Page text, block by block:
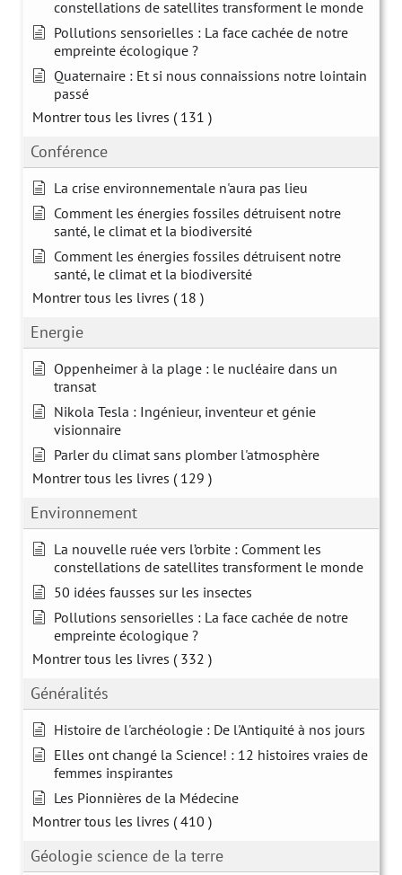
constellations de satellites transforment le monde
Pollutions sensorielles : La face cachée de notre
empreinte écologique ?
Quaternaire : Et si nous connaissions notre lointain
passé
Montrer tous les livres ( 131 )
Conférence
La crise environnementale n'aura pas lieu
Comment les énergies fossiles détruisent notre
santé, le climat et la biodiversité
Comment les énergies fossiles détruisent notre
santé, le climat et la biodiversité
Montrer tous les livres ( 18 )
Energie
Oppenheimer à la plage : le nucléaire dans un
transat
Nikola Tesla : Ingénieur, inventeur et génie
visionnaire
Parler du climat sans plomber l'atmosphère
Montrer tous les livres ( 129 )
Environnement
La nouvelle ruée vers l’orbite : Comment les
constellations de satellites transforment le monde
50 idées fausses sur les insectes
Pollutions sensorielles : La face cachée de notre
empreinte écologique ?
Montrer tous les livres ( 332 )
Généralités
Histoire de l'archéologie : De l'Antiquité à nos jours
Elles ont changé la Science! : 12 histoires vraies de
femmes inspirantes
Les Pionnières de la Médecine
Montrer tous les livres ( 410 )
Géologie science de la terre